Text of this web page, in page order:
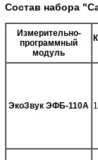
Состав набора
Измерительно-
программный
модуль
ЭкоЗвук ЭФБ-110А 1